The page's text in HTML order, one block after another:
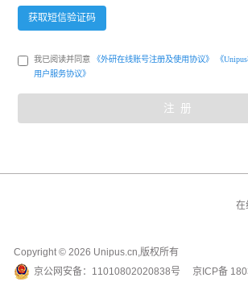
获取短信验证码
我已阅读并同意 《外研在线账号注册及使用协议》 《
用户服务协议》
注册
在
Copyright ©2026 Unipus.cn,版权所有
京公网安备： 11010802020838号 京ICP备